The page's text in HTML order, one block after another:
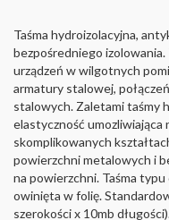
Taśma hydroizolacyjna,
bezpośredniego
urządzeń w wilgotnych
armatury stalowej,
stalowych. Zaletami taśmy
elastyczność umozliwiająca
skomplikowanych
powierzchni metalowych i
na powierzchni. Taśma
owinięta w folię.
szerokościx 10mb